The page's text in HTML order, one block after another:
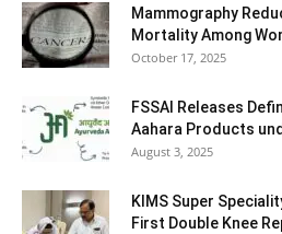
Mammography
Mortality Among
October 17, 2025
FSSAI Releases
Aahara Products
August 3, 2025
KIMS Super
First Double Knee